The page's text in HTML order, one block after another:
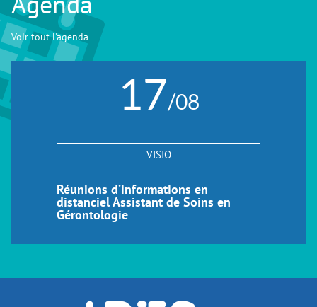
Voir tout l'agenda
17/08
VISIO
Réunions d’informations en
distanciel Assistant de Soins en
Gérontologie